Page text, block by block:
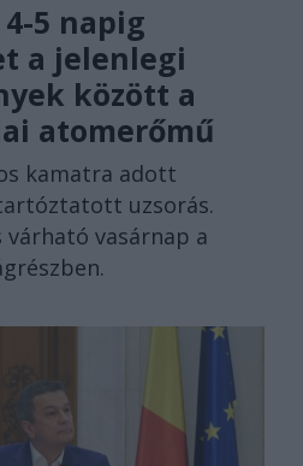
5 napig
a jelenlegi
között a
atomerőmű
kamatra adott
uzsorás.
várható vasárnap a